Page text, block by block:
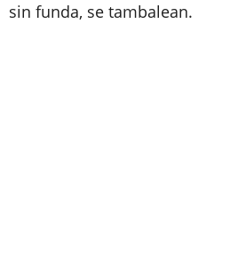
sin funda, se tambalean.